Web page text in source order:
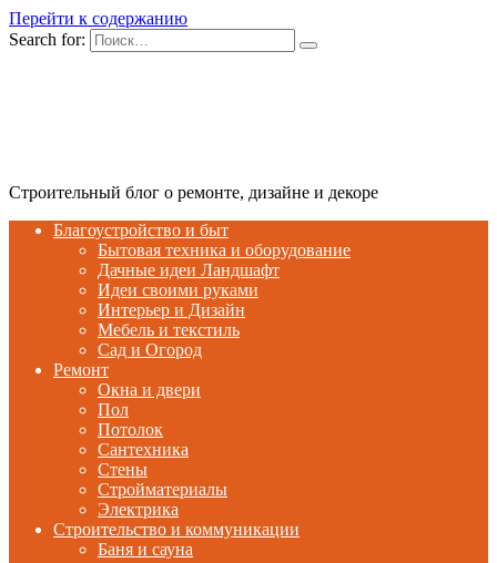
Перейти к содержанию
Search for:
Строительный блог о ремонте, дизайне и декоре
Благоустройство и быт
Бытовая техника и оборудование
Дачные идеи Ландшафт
Идеи своими руками
Интерьер и Дизайн
Мебель и текстиль
Сад и Огород
Ремонт
Окна и двери
Пол
Потолок
Сантехника
Стены
Стройматериалы
Электрика
Строительство и коммуникации
Баня и сауна